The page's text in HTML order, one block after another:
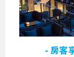
- 房客